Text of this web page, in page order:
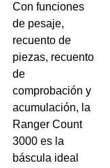
Con funciones
de pesaje,
recuento de
piezas, recuento
de
comprobación y
acumulación, la
Ranger Count
3000 es la
báscula ideal